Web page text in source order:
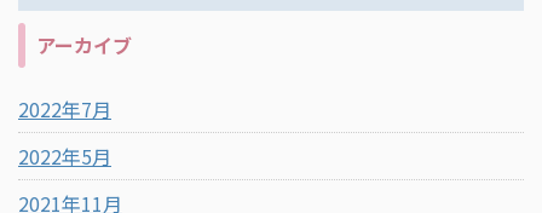
アーカイブ
2022年7月
2022年5月
2021年11月